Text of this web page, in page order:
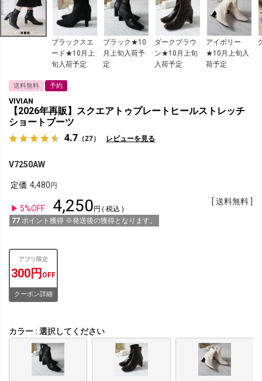
ブラックスエ
ード★10月上
旬入荷予定
ブラック★10
月上旬入荷予
定
ダークブラウ
ン★10月上旬
入荷予定
アイボリー
★10月上旬入
荷予定
送料無料 予約
VIVIAN
【2026年再販】スクエアトゥプレートヒールストレッチ
ショートブーツ
4.7 （27） レビューを見る
V7250AW
定価 4,480
5%OFF 4,250
税込
77 ポイント獲得 ※発送後の獲得となります。
送料無料
アプリ限定
300円 OFF
クーポン詳細
カラー 選択してください